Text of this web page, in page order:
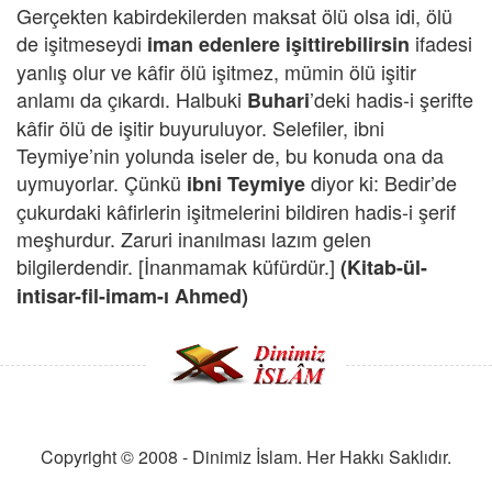
Gerçekten kabirdekilerden maksat ölü olsa idi, ölü
de işitmeseydi iman edenlere işittirebilirsin ifadesi
yanlış olur ve kâfir ölü işitmez, mümin ölü işitir
anlamı da çıkardı. Halbuki Buhari’deki hadis-i şerifte
kâfir ölü de işitir buyuruluyor. Selefiler, ibni
Teymiye’nin yolunda iseler de, bu konuda ona da
uymuyorlar. Çünkü ibni Teymiyediyor ki: Bedir’de
çukurdaki kâfirlerin işitmelerini bildiren hadis-i şerif
meşhurdur. Zaruri inanılması lazım gelen
bilgilerdendir. [İnanmamak küfürdür.] (Kitab-ül-
intisar-fil-imam-ı Ahmed)
Copyright © 2008 - Dinimiz İslam. Her Hakkı Saklıdır.